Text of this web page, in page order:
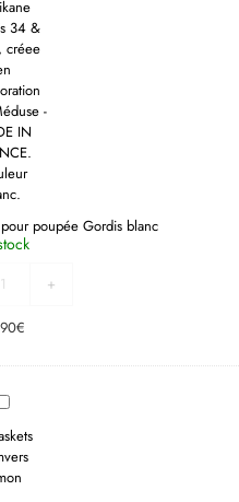
poupée Gordis blanc
+
€